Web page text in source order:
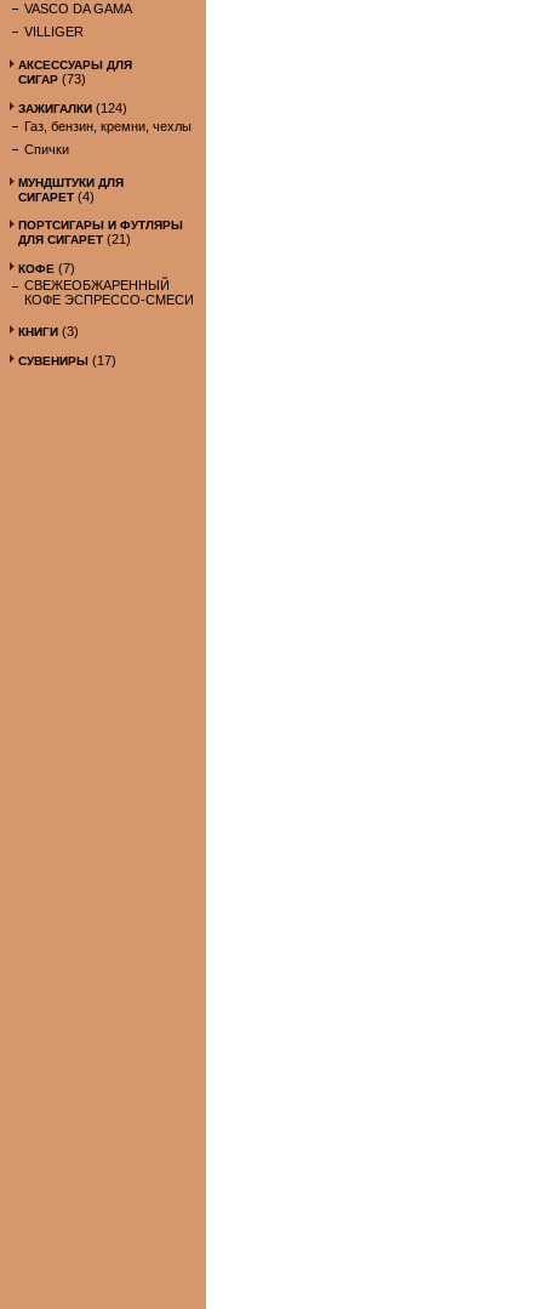
VASCO DA GAMA
VILLIGER
АКСЕССУАРЫ ДЛЯ
СИГАР (73)
ЗАЖИГАЛКИ (124)
Газ, бензин, кремни, чехлы
Спички
МУНДШТУКИ ДЛЯ
СИГАРЕТ (4)
ПОРТСИГАРЫ И ФУТЛЯРЫ
ДЛЯ СИГАРЕТ (21)
КОФЕ (7)
СВЕЖЕОБЖАРЕННЫЙ
КОФЕ ЭСПРЕССО-СМЕСИ
КНИГИ (3)
СУВЕНИРЫ (17)